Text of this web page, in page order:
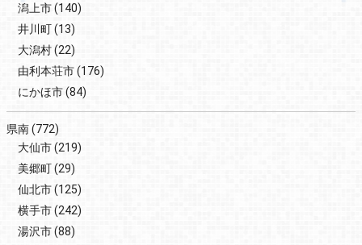
潟上市(140)
井川町(13)
大潟村(22)
由利本荘市(176)
にかほ市(84)
県南(772)
大仙市(219)
美郷町(29)
仙北市(125)
横手市(242)
湯沢市(88)